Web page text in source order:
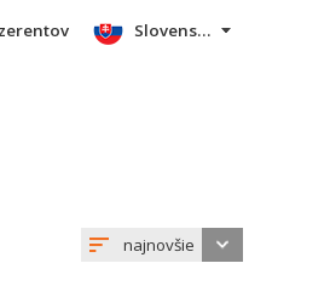
Slovensky
najnovšie